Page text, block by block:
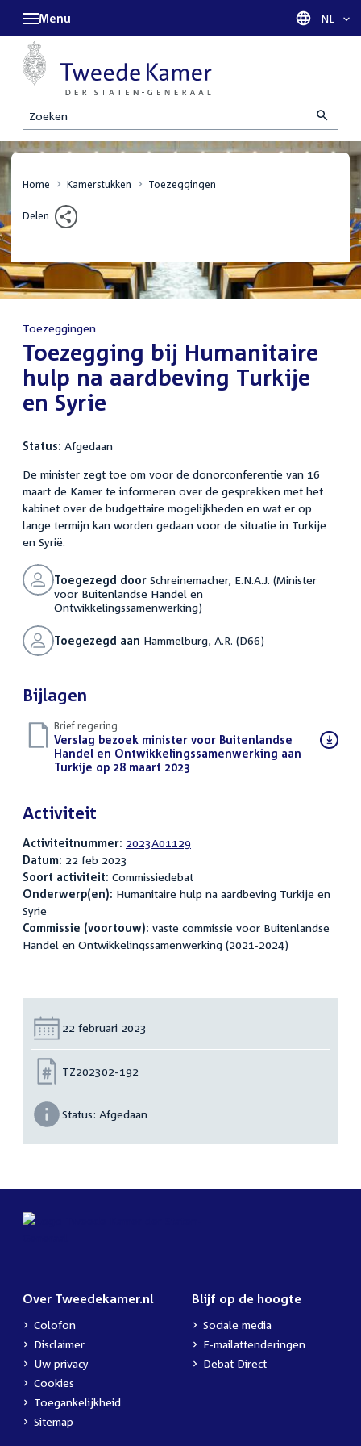
Zoeken
Menu Taal
NL
Home Kamerstukken Toezeggingen
Delen
Toezeggingen
:Toezegging bij Humanitaire
hulp na aardbeving Turkije
en Syrie
Status: Afgedaan
De minister zegt toe om voor de donorconferentie van 16
maart de Kamer te informeren over de gesprekken met het
kabinet over de budgettaire mogelijkheden en wat er op
lange termijn kan worden gedaan voor de situatie in Turkije
en Syrië.
Toegezegd doorSchreinemacher, E.N.A.J. (Minister
voor Buitenlandse Handel en
Ontwikkelingssamenwerking)
Toegezegd aan Hammelburg, A.R. (D66)
Bijlagen
Brief regering
Download
bestand:
Verslag bezoek minister voor Buitenlandse
Handel en Ontwikkelingssamenwerking aan
Turkije op 28 maart 2023
Activiteit
Activiteitnummer: 2023A01129
Datum: 22 feb 2023
Soort activiteit: Commissiedebat
Onderwerp(en): Humanitaire hulp na aardbeving Turkije en
Syrie
Commissie (voortouw): vaste commissie voor Buitenlandse
Handel en Ontwikkelingssamenwerking (2021-2024)
Datum:
22 februari 2023
Nummer:
TZ202302-192
Status: Afgedaan
Over Tweedekamer.nl
Colofon
Disclaimer
Uw privacy
Cookies
Toegankelijkheid
Sitemap
Blijf op de hoogte
Sociale media
E-mailattenderingen
Debat Direct